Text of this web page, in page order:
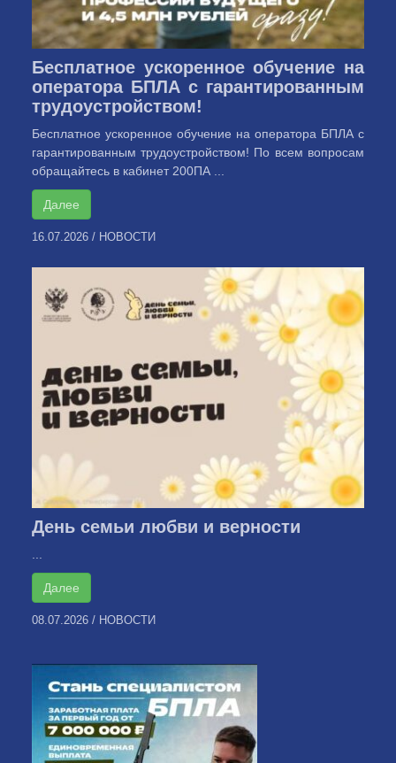
Бесплатное ускоренное обучение на
оператора БПЛА с гарантированным
трудоустройством!
Бесплатное ускоренное обучение на оператора БПЛА с
гарантированным трудоустройством! По всем вопросам
обращайтесь в кабинет 200ПА ...
Далее
16.07.2026 / НОВОСТИ
День семьи любви и верности
Далее
08.07.2026 / НОВОСТИ